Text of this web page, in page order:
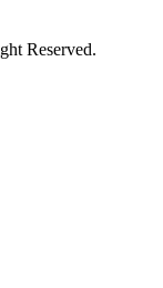
Reserved.